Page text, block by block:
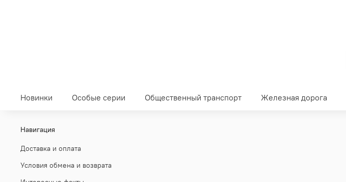
Новинки Особые серии Общественный транспорт Железная дорога
Навигация
Доставка и оплата
Условия обмена и возврата